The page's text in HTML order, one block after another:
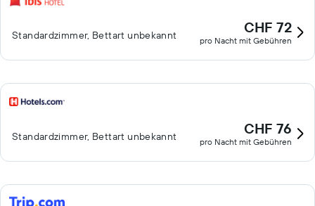
Standardzimmer, Bettart unbekannt CHF 72
pro Nacht mit Gebühren
Standardzimmer, Bettart unbekannt CHF 76
pro Nacht mit Gebühren